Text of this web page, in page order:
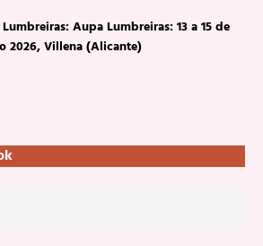
Aupa Lumbreiras: 13 a 15 de
2026, Villena (Alicante)